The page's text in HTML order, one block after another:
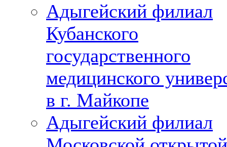
Адыгейский филиал
Кубанского
государственного
медицинского
в г. Майкопе
Адыгейский филиал